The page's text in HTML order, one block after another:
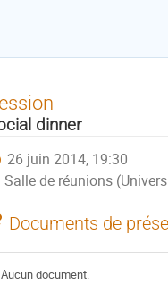
dinner
26 juin 2014, 19:30
Salle de réunions
Documents de
Aucun document.